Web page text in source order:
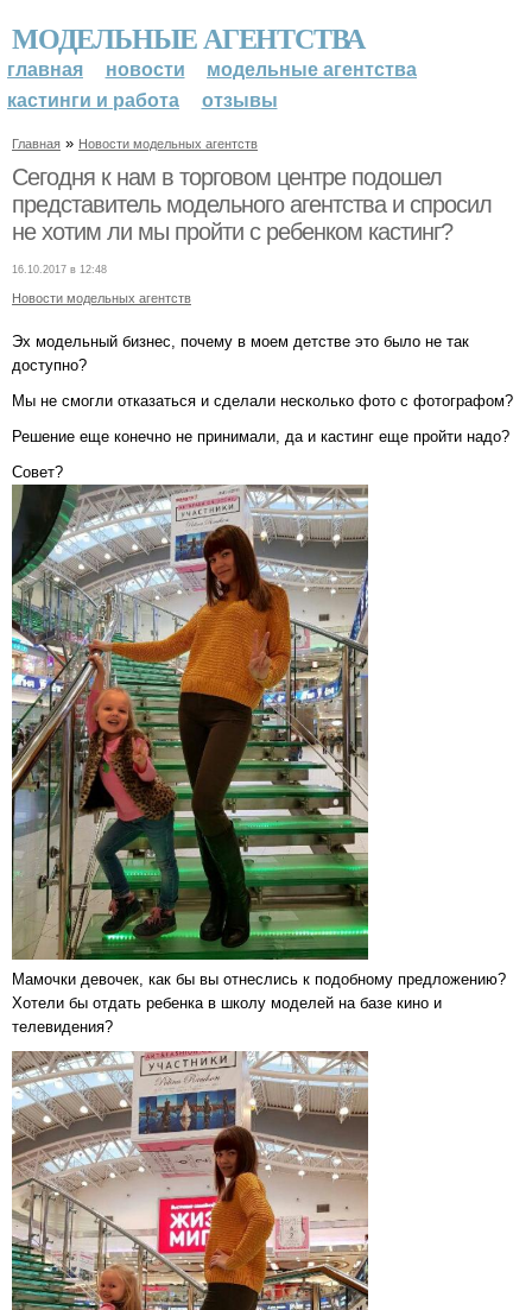
МОДЕЛЬНЫЕ АГЕНТСТВА
главная новости
модельные агентства
кастинги и работа
отзывы
Главная » Новости модельных агентств
Сегодня к нам в торговом центре подошел
представитель модельного агентства и спросил
не хотим ли мы пройти с ребенком кастинг?
16.10.2017 в 12:48
Новости модельных агентств
Эх модельный бизнес, почему в моем детстве это было не так
доступно?
Мы не смогли отказаться и сделали несколько фото с фотографом?
Решение еще конечно не принимали, да и кастинг еще пройти надо?
Совет?
Мамочки девочек, как бы вы отнеслись к подобному предложению?
Хотели бы отдать ребенка в школу моделей на базе кино и
телевидения?